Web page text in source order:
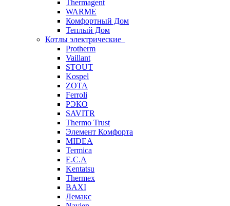
Thermagent
WARME
Комфортный Дом
Теплый Дом
Котлы электрические
Protherm
Vaillant
STOUT
Kospel
ZOTA
Ferroli
РЭКО
SAVITR
Thermo Trust
Элемент Комфорта
MIDEA
Termica
E.C.A
Kentatsu
Thermex
BAXI
Лемакс